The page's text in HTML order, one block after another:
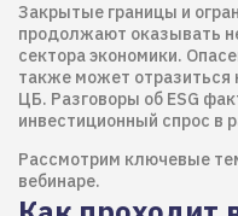
Закрытые границы и
продолжают оказывать
сектора экономики.
также может
ЦБ. Разговоры об ESG
инвестиционный спрос в
Рассмотрим ключевые
вебинаре.